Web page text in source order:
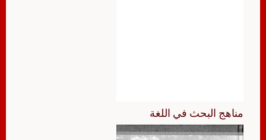
مناهج البحث في اللغة